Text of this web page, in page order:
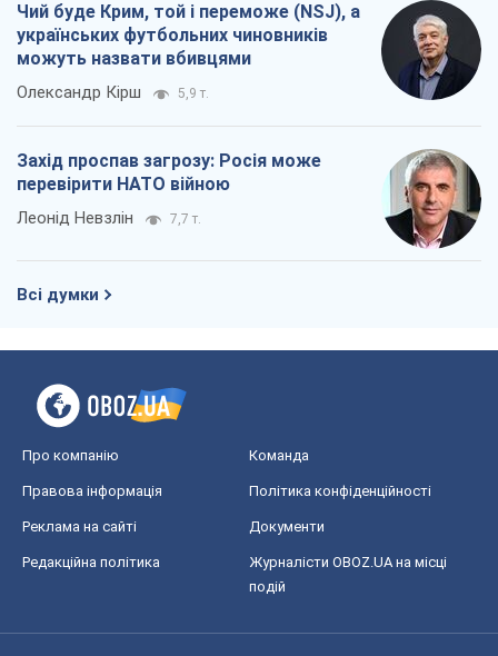
Чий буде Крим, той і переможе (NSJ), а
українських футбольних чиновників
можуть назвати вбивцями
Олександр Кірш 5,9 т.
Захід проспав загрозу: Росія може
перевірити НАТО війною
Леонід Невзлін 7,7 т.
Всі думки
Про компанію Команда
Правова інформація Політика конфіденційності
Реклама на сайті Документи
Редакційна політика
Журналісти OBOZ.UA на місці
подій